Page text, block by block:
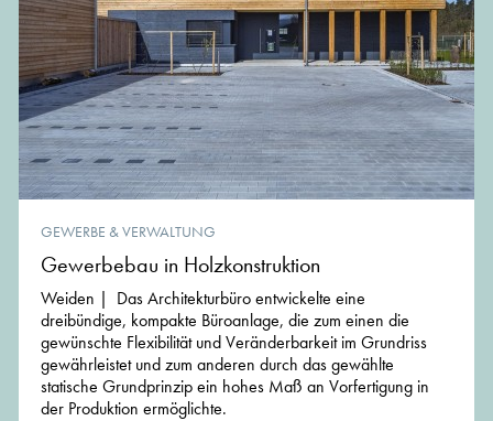
GEWERBE & VERWALTUNG
Gewerbebau in Holzkonstruktion
Weiden | Das Architekturbüro entwickelte eine
dreibündige, kompakte Büroanlage, die zum einen die
gewünschte Flexibilität und Veränderbarkeit im Grundriss
gewährleistet und zum anderen durch das gewählte
statische Grundprinzip ein hohes Maß an Vorfertigung in
der Produktion ermöglichte.